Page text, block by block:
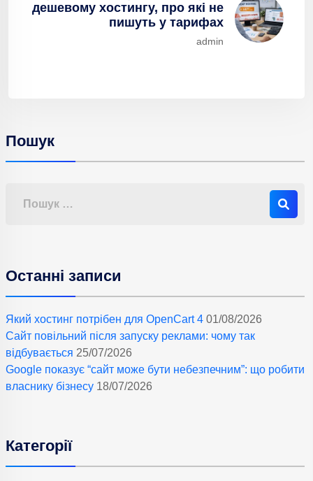
дешевому хостингу, про які не
пишуть у тарифах
admin
Пошук
Останні записи
Який хостинг потрібен для OpenCart 4 01/08/2026
Сайт повільний після запуску реклами: чому так
відбувається 25/07/2026
Google показує “сайт може бути небезпечним”: що робити
власнику бізнесу 18/07/2026
Категорії